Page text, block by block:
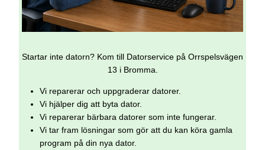
Startar inte datorn? Kom till Datorservice på Orrspelsvägen
13 i Bromma.
Vi reparerar och uppgraderar datorer.
Vi hjälper dig att byta dator.
Vi reparerar bärbara datorer som inte fungerar.
Vi tar fram lösningar som gör att du kan köra gamla
program på din nya dator.